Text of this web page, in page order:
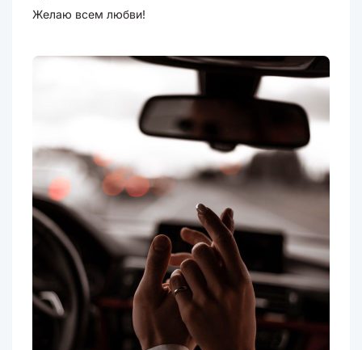
Желаю всем любви!